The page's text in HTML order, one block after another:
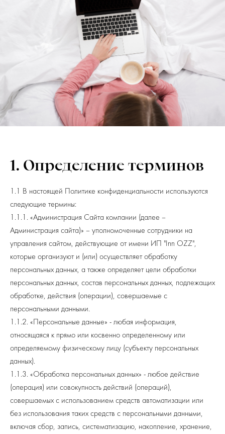
1. Определение терминов
1.1 В настоящей Политике конфиденциальности используются
следующие термины:
1.1.1. «Администрация Сайта компании (далее –
Администрация сайта)» – уполномоченные сотрудники на
управления сайтом, действующие от имени ИП "Inn OZZ",
которые организуют и (или) осуществляет обработку
персональных данных, а также определяет цели обработки
персональных данных, состав персональных данных, подлежащих
обработке, действия (операции), совершаемые с
персональными данными.
1.1.2. «Персональные данные» - любая информация,
относящаяся к прямо или косвенно определенному или
определяемому физическому лицу (субъекту персональных
данных).
1.1.3. «Обработка персональных данных» - любое действие
(операция) или совокупность действий (операций),
совершаемых с использованием средств автоматизации или
без использования таких средств с персональными данными,
включая сбор, запись, систематизацию, накопление, хранение,